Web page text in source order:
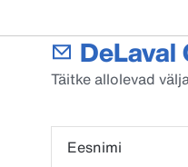
DeLaval
Täitke allolevad
Eesnimi